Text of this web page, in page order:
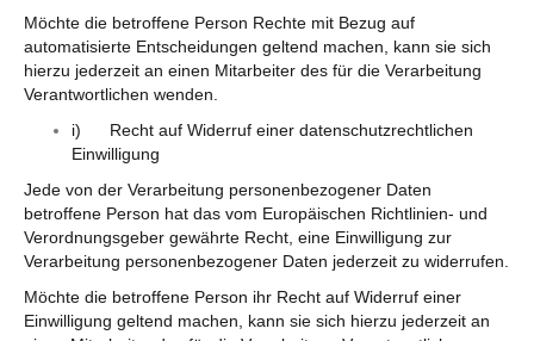
Möchte die betroffene Person Rechte mit Bezug auf
automatisierte Entscheidungen geltend machen, kann sie sich
hierzu jederzeit an einen Mitarbeiter des für die Verarbeitung
Verantwortlichen wenden.
i) Recht auf Widerruf einer datenschutzrechtlichen
Einwilligung
Jede von der Verarbeitung personenbezogener Daten
betroffene Person hat das vom Europäischen Richtlinien- und
Verordnungsgeber gewährte Recht, eine Einwilligung zur
Verarbeitung personenbezogener Daten jederzeit zu widerrufen.
Möchte die betroffene Person ihr Recht auf Widerruf einer
Einwilligung geltend machen, kann sie sich hierzu jederzeit an